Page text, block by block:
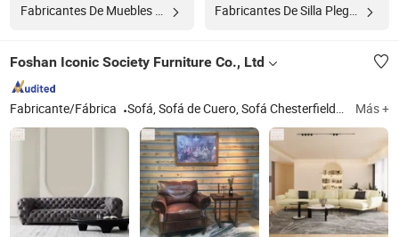
Foshan Iconic Society Furniture Co., Ltd
Fabricante/Fábrica Sofá, Sofá de Cuero, Sofá Chesterfield, Muebles de Comedor, Taburete de Bar, Silla de Salón, Muebles para el Hogar, Muebles para la Sala de Estar, Muebles de Madera, Cama Más +